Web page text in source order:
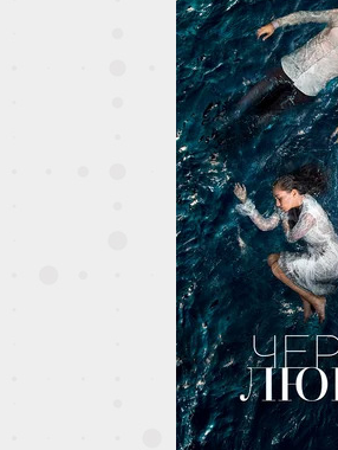
171 серия
172 серия
175 серия
176 серия
179 серия
180 серия
183 серия
184 серия
187 серия
188 серия
191 серия
192 серия
195 серия
196 серия